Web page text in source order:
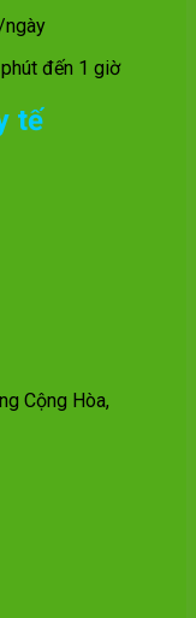
ngày
đến 1 giờ
tế
Cộng Hòa,